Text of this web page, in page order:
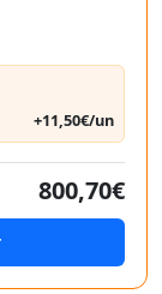
+11,50€/un
800,70€